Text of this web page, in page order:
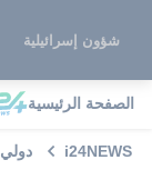
شؤون إسرائيلية
الصفحة الرئيسية
i24NEWS دولي